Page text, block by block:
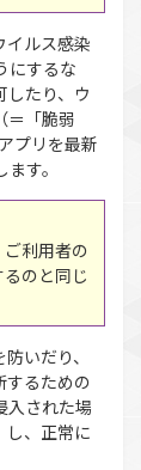
イルス感染
にするな
したり、ウ
＝「脆弱
プリを最新
す。
利用者の
のと同じ
いだり、
するための
入された場
し、正常に